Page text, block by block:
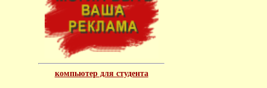
компьютер для студента